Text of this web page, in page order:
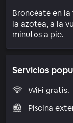
Broncéate en
la azotea, a la
minutos a pie.
Servicios
WiFi gratis.
Piscina